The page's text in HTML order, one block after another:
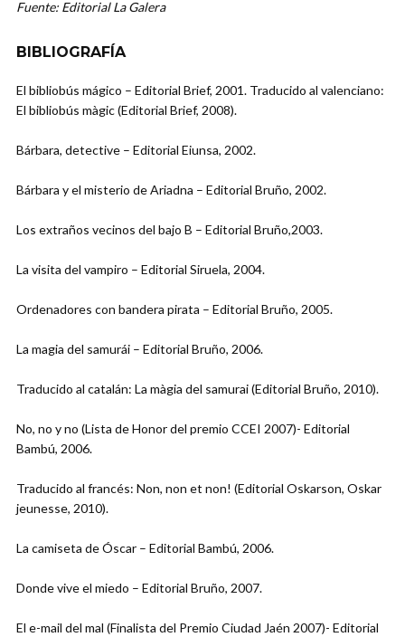
Fuente: Editorial La Galera
BIBLIOGRAFÍA
El bibliobús mágico – Editorial Brief, 2001. Traducido al valenciano:
El bibliobús màgic (Editorial Brief, 2008).
Bárbara, detective – Editorial Eiunsa, 2002.
Bárbara y el misterio de Ariadna – Editorial Bruño, 2002.
Los extraños vecinos del bajo B – Editorial Bruño,2003.
La visita del vampiro – Editorial Siruela, 2004.
Ordenadores con bandera pirata – Editorial Bruño, 2005.
La magia del samurái – Editorial Bruño, 2006.
Traducido al catalán: La màgia del samurai (Editorial Bruño, 2010).
No, no y no (Lista de Honor del premio CCEI 2007)- Editorial
Bambú, 2006.
Traducido al francés: Non, non et non! (Editorial Oskarson, Oskar
jeunesse, 2010).
La camiseta de Óscar – Editorial Bambú, 2006.
Donde vive el miedo – Editorial Bruño, 2007.
El e-mail del mal (Finalista del Premio Ciudad Jaén 2007)- Editorial